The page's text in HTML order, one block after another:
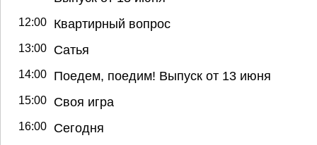
12:00 Квартирный вопрос
13:00 Сатья
14:00 Поедем, поедим! Выпуск от 13 июня
15:00 Своя игра
16:00 Сегодня